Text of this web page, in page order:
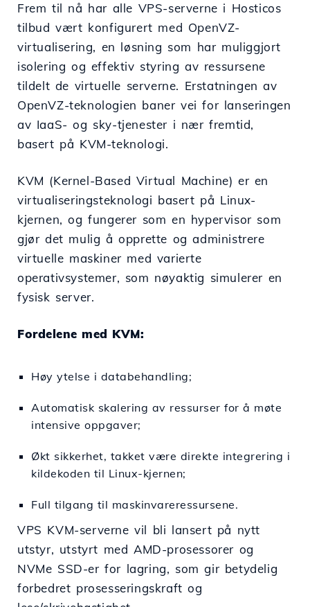
Frem til nå har alle VPS-serverne i Hosticos
tilbud vært konfigurert med OpenVZ-
virtualisering, en løsning som har muliggjort
isolering og effektiv styring av ressursene
tildelt de virtuelle serverne. Erstatningen av
OpenVZ-teknologien baner vei for lanseringen
av IaaS- og sky-tjenester i nær fremtid,
basert på KVM-teknologi.
KVM (Kernel-Based Virtual Machine) er en
virtualiseringsteknologi basert på Linux-
kjernen, og fungerer som en hypervisor som
gjør det mulig å opprette og administrere
virtuelle maskiner med varierte
operativsystemer, som nøyaktig simulerer en
fysisk server.
Fordelene med KVM:
Høy ytelse i databehandling;
Automatisk skalering av ressurser for å møte
intensive oppgaver;
Økt sikkerhet, takket være direkte integrering i
kildekoden til Linux-kjernen;
Full tilgang til maskinvareressursene.
VPS KVM-serverne vil bli lansert på nytt
utstyr, utstyrt med AMD-prosessorer og
NVMe SSD-er for lagring, som gir betydelig
forbedret prosesseringskraft og